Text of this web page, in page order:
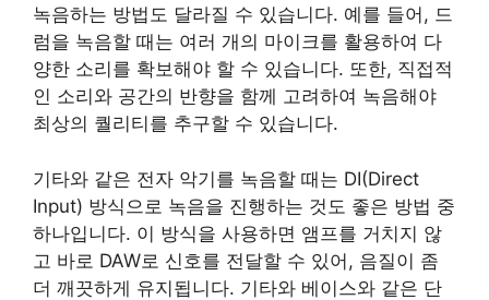
녹음하는 방법도 달라질 수 있습니다. 예를 들어, 드
럼을 녹음할 때는 여러 개의 마이크를 활용하여 다
양한 소리를 확보해야 할 수 있습니다. 또한, 직접적
인 소리와 공간의 반향을 함께 고려하여 녹음해야
최상의 퀄리티를 추구할 수 있습니다.
기타와 같은 전자 악기를 녹음할 때는 DI(Direct
Input) 방식으로 녹음을 진행하는 것도 좋은 방법 중
하나입니다. 이 방식을 사용하면 앰프를 거치지 않
고 바로 DAW로 신호를 전달할 수 있어, 음질이 좀
더 깨끗하게 유지됩니다. 기타와 베이스와 같은 단